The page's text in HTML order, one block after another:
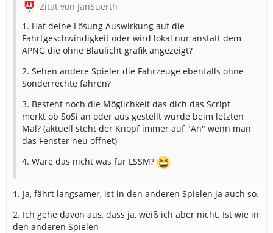
Zitat von JanSuerth
1. Hat deine Lösung Auswirkung auf die
Fahrtgeschwindigkeit oder wird lokal nur anstatt dem
APNG die ohne Blaulicht grafik angezeigt?
2. Sehen andere Spieler die Fahrzeuge ebenfalls ohne
Sonderrechte fahren?
3. Besteht noch die Möglichkeit das dich das Script
merkt ob SoSi an oder aus gestellt wurde beim letzten
Mal? (aktuell steht der Knopf immer auf "An" wenn man
das Fenster neu öffnet)
4. Wäre das nicht was für LSSM?
1. Ja, fährt langsamer, ist in den anderen Spielen ja auch so.
2. Ich gehe davon aus, dass ja, weiß ich aber nicht. Ist wie in
den anderen Spielen